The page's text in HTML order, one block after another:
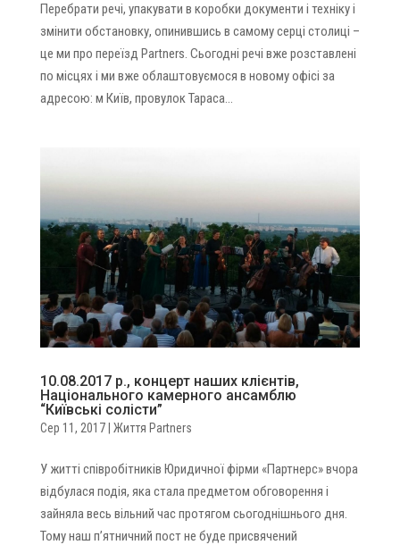
Перебрати речі, упакувати в коробки документи і техніку і
змінити обстановку, опинившись в самому серці столиці –
це ми про переїзд Partners. Сьогодні речі вже розставлені
по місцях і ми вже облаштовуємося в новому офісі за
адресою: м Київ, провулок Тараса...
10.08.2017 р., концерт наших клієнтів,
Національного камерного ансамблю
“Київські солісти”
Сер 11, 2017| Життя Partners
У житті співробітників Юридичної фірми «Партнерс» вчора
відбулася подія, яка стала предметом обговорення і
зайняла весь вільний час протягом сьогоднішнього дня.
Тому наш п’ятничний пост не буде присвячений